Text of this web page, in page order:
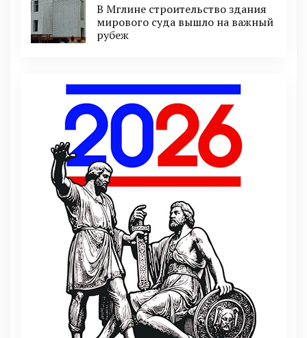
В Мглине строительство здания
мирового суда вышло на важный
рубеж